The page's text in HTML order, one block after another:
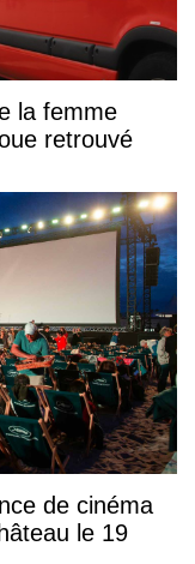
la femme
retrouvé
de cinéma
le 19